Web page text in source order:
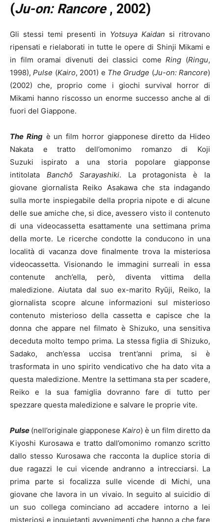
(Ju-on: Rancore, 2002)
Gli stessi temi presenti in Yotsuya Kaidan si ritrovano
ripensati e rielaborati in tutte le opere di Shinji Mikami e
in film oramai divenuti dei classici comeRing (Ringu,
1998),Pulse (Kairo, 2001) e The Grudge (Ju-on: Rancore)
(2002) che, proprio come i giochi survival horror di
Mikami hanno riscosso un enorme successo anche al di
fuori del Giappone.
The Ringè un film horror giapponese diretto da Hideo
Nakata e tratto dell’omonimo romanzo di Koji
Suzuki ispirato a una storia popolare giapponse
intitolata Banchō Sarayashiki. La protagonista è la
giovane giornalista Reiko Asakawa che sta indagando
sulla morte inspiegabile della propria nipote e di alcune
delle sue amiche che, si dice, avessero visto il contenuto
di una videocassetta esattamente una settimana prima
della morte. Le ricerche condotte la conducono in una
località di vacanza dove finalmente trova la misteriosa
videocassetta. Visionando le immagini surreali in essa
contenute anch’ella, però, diventa vittima della
maledizione. Aiutata dal suo ex-marito Ryūji, Reiko, la
giornalista scopre alcune informazioni sul misterioso
contenuto misterioso della cassetta e capisce che la
donna che appare nel filmato è Shizuko, una sensitiva
deceduta molto tempo prima. La stessa figlia di Shizuko,
Sadako, anch’essa uccisa trent’anni prima, si è
trasformata in uno spirito vendicativo che ha dato vita a
questa maledizione. Mentre la settimana sta per scadere,
Reiko e la sua famiglia dovranno fare di tutto per
spezzare questa maledizione e salvare le proprie vite.
Pulse (nell’originale giapponese Kairo) è un film diretto da
Kiyoshi Kurosawa e tratto dall’omonimo romanzo scritto
dallo stesso Kurosawa che racconta la duplice storia di
due ragazzi le cui vicende andranno a intrecciarsi. La
prima parte si focalizza sulle vicende di Michi, una
giovane che lavora in un vivaio. In seguito al suicidio di
un suo collega cominciano ad accadere intorno a lei
misteriosi e inquietanti avvenimenti che hanno a che fare